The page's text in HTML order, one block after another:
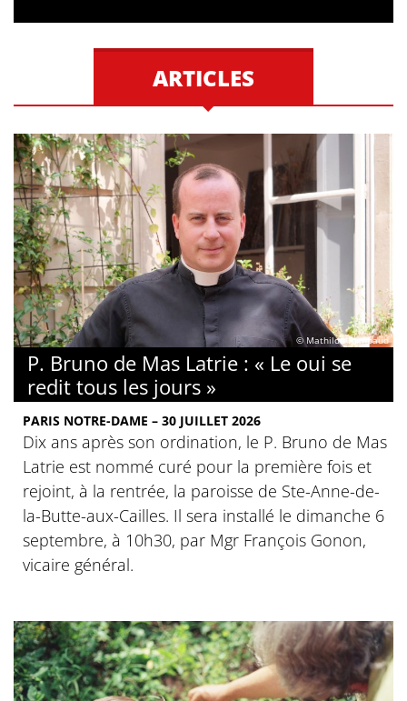
ARTICLES
© Mathilde Rambaud
P. Bruno de Mas Latrie : « Le oui se
redit tous les jours »
PARIS NOTRE-DAME – 30 JUILLET 2026
Dix ans après son ordination, le P. Bruno de Mas
Latrie est nommé curé pour la première fois et
rejoint, à la rentrée, la paroisse de Ste-Anne-de-
la-Butte-aux-Cailles. Il sera installé le dimanche 6
septembre, à 10h30, par Mgr François Gonon,
vicaire général.